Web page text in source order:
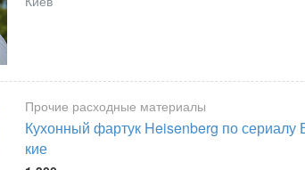
Прочие расходные материалы
Кухонный фартук Heisenberg по сериалу
кие